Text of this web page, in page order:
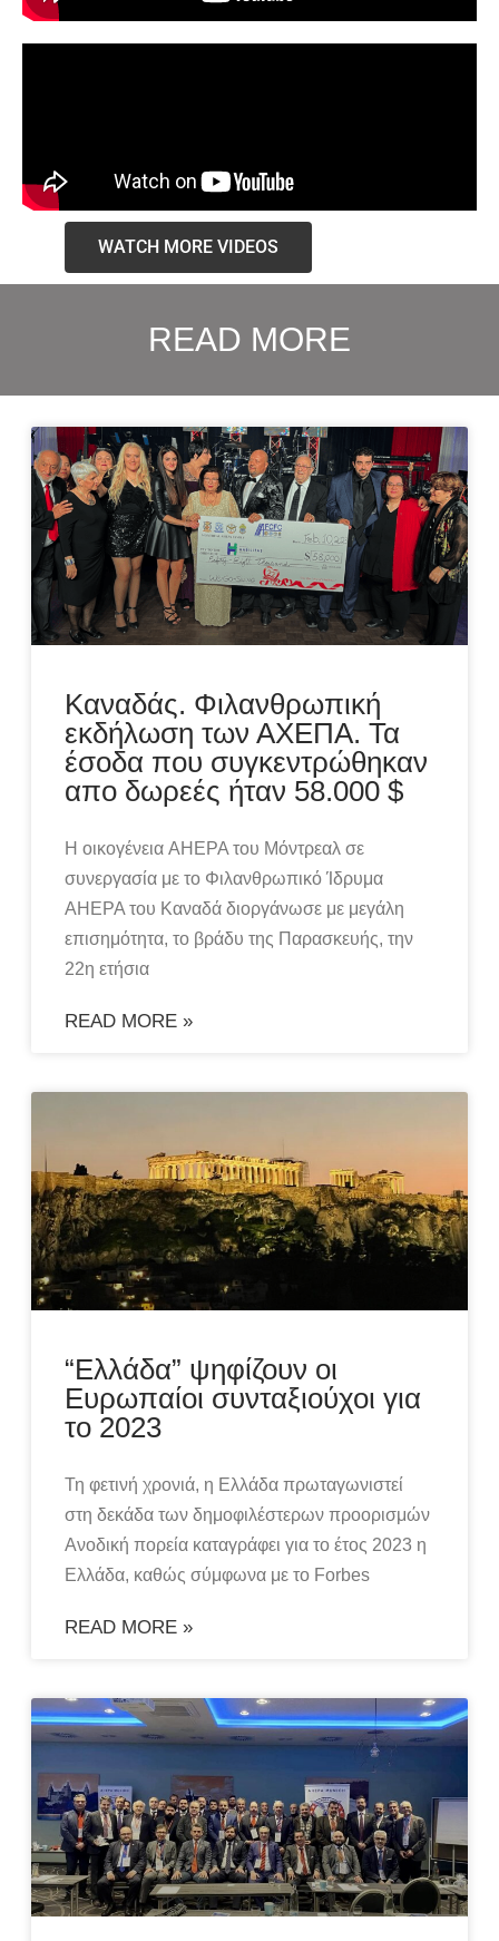
WATCH MORE VIDEOS
READ MORE
Καναδάς. Φιλανθρωπική
εκδήλωση των ΑΧΕΠΑ. Τα
έσοδα που συγκεντρώθηκαν
απο δωρεές ήταν 58.000 $
Η οικογένεια AHEPA του Μόντρεαλ σε
συνεργασία με το Φιλανθρωπικό Ίδρυμα
AHEPA του Καναδά διοργάνωσε με μεγάλη
επισημότητα, το βράδυ της Παρασκευής, την
22η ετήσια
READ MORE »
“Ελλάδα” ψηφίζουν οι
Ευρωπαίοι συνταξιούχοι για
το 2023
Τη φετινή χρονιά, η Ελλάδα πρωταγωνιστεί
στη δεκάδα των δημοφιλέστερων προορισμών
Ανοδική πορεία καταγράφει για το έτος 2023 η
Ελλάδα, καθώς σύμφωνα με το Forbes
READ MORE »